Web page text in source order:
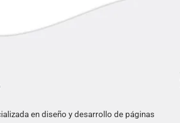
en diseño y desarrollo de páginas